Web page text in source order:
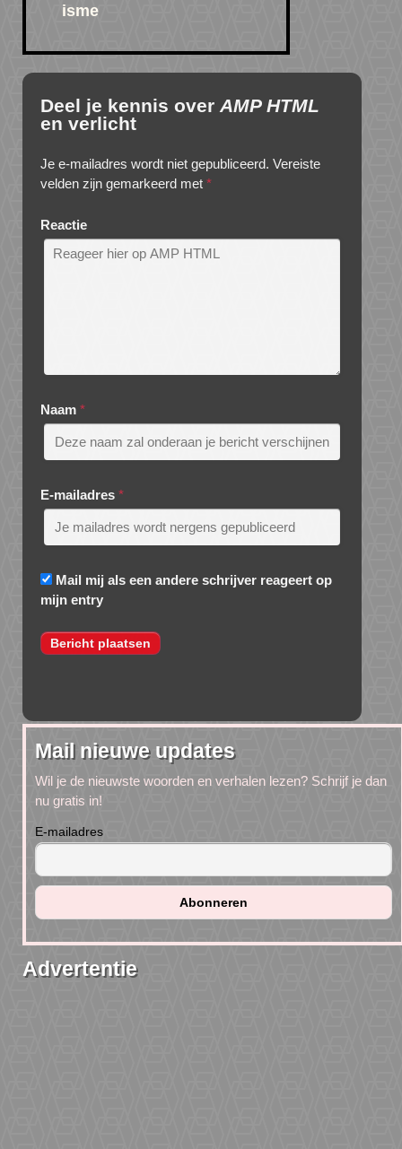
isme
Deel je kennis over AMP HTML
en verlicht
Je e-mailadres wordt niet gepubliceerd. Vereiste
velden zijn gemarkeerd met *
Reactie
Naam *
E-mailadres *
Mail mij als een andere schrijver reageert op
mijn entry
Mail nieuwe updates
Wil je de nieuwste woorden en verhalen lezen? Schrijf je dan
nu gratis in!
E-mailadres
Advertentie